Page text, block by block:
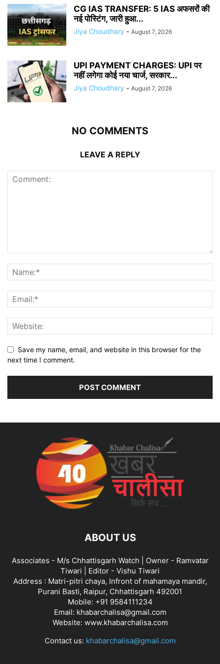
CG IAS TRANSFER: 5 IAS अफसरों की
नई पोस्टिंग, जारी हुआ...
Jiya Choudhary - August 7, 2026
UPI PAYMENT CHARGES: UPI पर
नहीं लगेगा कोई नया चार्ज, सरकार...
Jiya Choudhary - August 7, 2026
NO COMMENTS
LEAVE A REPLY
Save my name, email, and website in this browser for the
next time I comment.
ABOUT US
Associates - M/s Chhattisgarh Watch | Owner - Ramvatar
Tiwari | Editor - Vishu Tiwari
Address : Matri-pitri chaya, Infront of mahamaya mandir,
Purani Basti, Raipur, Chhattisgarh 492001
Mobile: +91 9584111234
Email: khabarchalisa@gmail.com
Website: www.khabarchalisa.com
Contact us: khabarchalisa@gmail.com